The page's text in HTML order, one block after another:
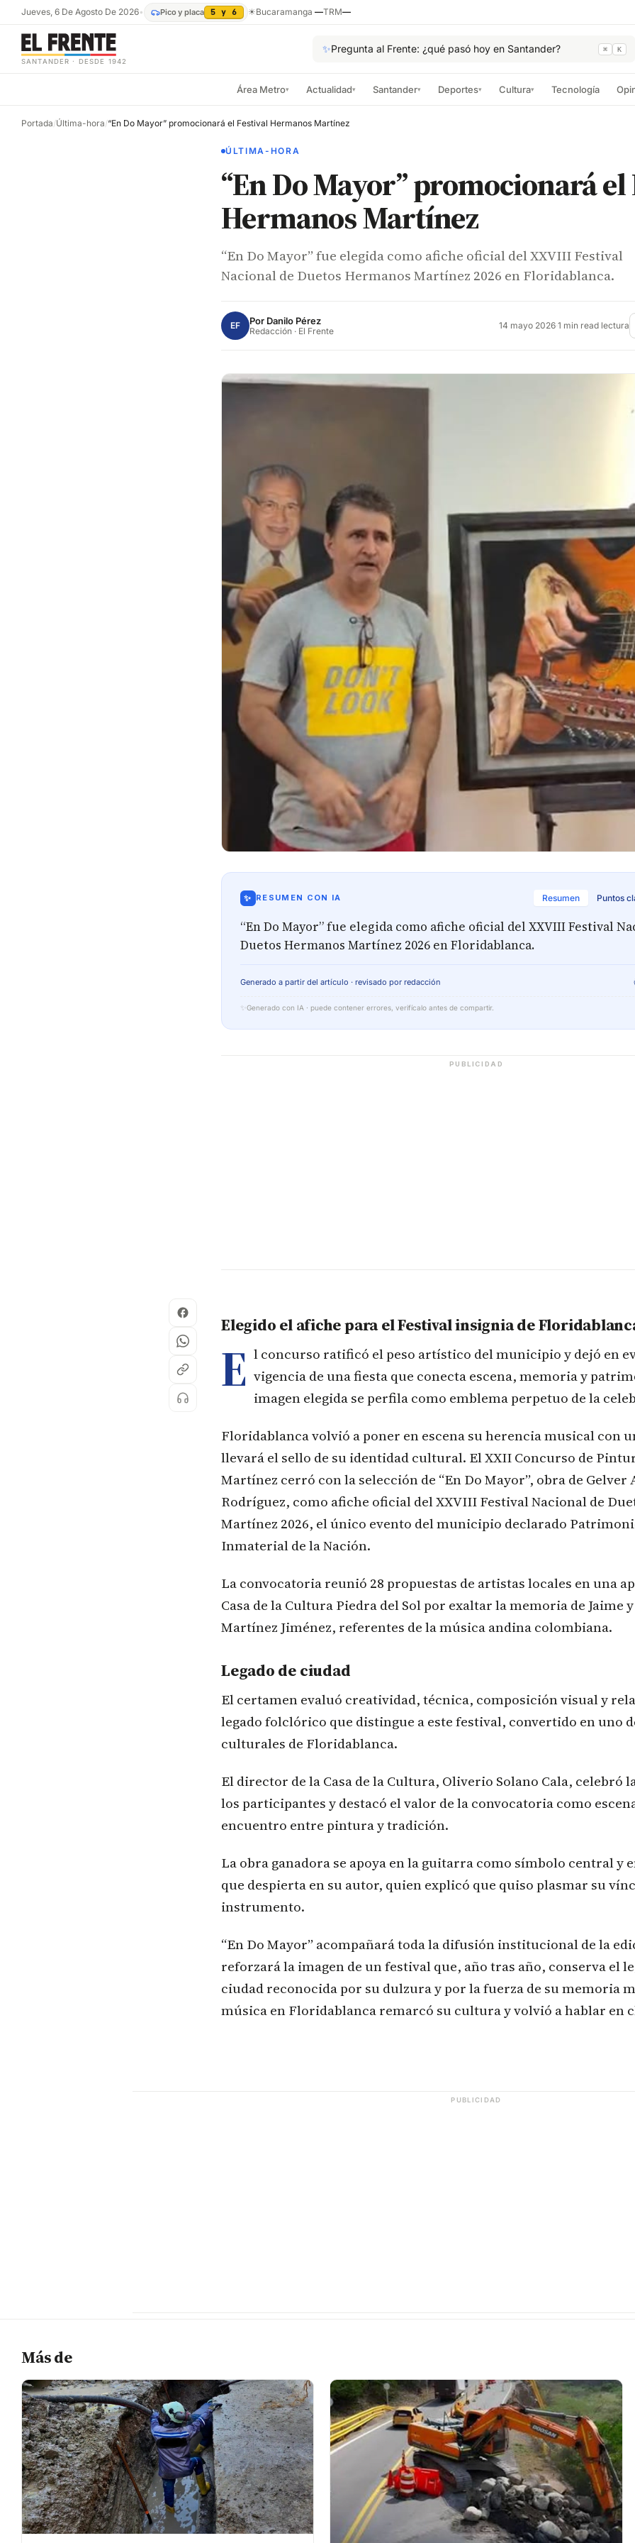
Jueves, 6 De Agosto De 2026• Pico y placa 5 y 6 ☀Bucaramanga —TRM—
SANTANDER · DESDE 1942
✨Pregunta al Frente: ¿qué pasó hoy en Santander? ⌘ K
Área Metro▾ Actualidad▾ Santander▾ Deportes▾ Cultura▾ Tecnología
Portada/Última-hora/“En Do Mayor” promocionará el Festival Hermanos Martínez
ÚLTIMA-HORA
“En Do Mayor” promocionará
Hermanos Martínez
“En Do Mayor” fue elegida como afiche oficial del XXVIII Festival
Nacional de Duetos Hermanos Martínez 2026 en Floridablanca.
EF Por Danilo Pérez
Redacción · El Frente 14 mayo 2026·1 min read lectura
✨ RESUMEN CON IA Resumen Puntos
“En Do Mayor” fue elegida como afiche oficial del XXVIII Festival
Duetos Hermanos Martínez 2026 en Floridablanca.
Generado a partir del artículo · revisado por redacción
✨ Generado con IA · puede contener errores, verifícalo antes de compartir.
PUBLICIDAD
Elegido el afiche para el Festival insignia de
E l concurso ratificó el peso artístico del municipio y dejó en
vigencia de una fiesta que conecta escena, memoria y
imagen elegida se perfila como emblema perpetuo de la
Floridablanca volvió a poner en escena su herencia musical con
llevará el sello de su identidad cultural. El XXII Concurso de
Martínez cerró con la selección de “En Do Mayor”, obra de Gelver
Rodríguez, como afiche oficial del XXVIII Festival Nacional de
Martínez 2026, el único evento del municipio declarado
Inmaterial de la Nación.
La convocatoria reunió 28 propuestas de artistas locales en una
Casa de la Cultura Piedra del Sol por exaltar la memoria de Jaime
Martínez Jiménez, referentes de la música andina colombiana.
Legado de ciudad
El certamen evaluó creatividad, técnica, composición visual y
legado folclórico que distingue a este festival, convertido en uno
culturales de Floridablanca.
El director de la Casa de la Cultura, Oliverio Solano Cala, celebró
los participantes y destacó el valor de la convocatoria como
encuentro entre pintura y tradición.
La obra ganadora se apoya en la guitarra como símbolo central y
que despierta en su autor, quien explicó que quiso plasmar su
instrumento.
“En Do Mayor” acompañará toda la difusión institucional de la
reforzará la imagen de un festival que, año tras año, conserva el
ciudad reconocida por su dulzura y por la fuerza de su memoria
música en Floridablanca remarcó su cultura y volvió a hablar en
PUBLICIDAD
Más de